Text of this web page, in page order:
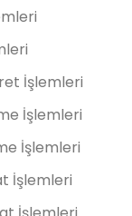
İşlemleri
İşlemleri
İşlemleri
İşlemleri